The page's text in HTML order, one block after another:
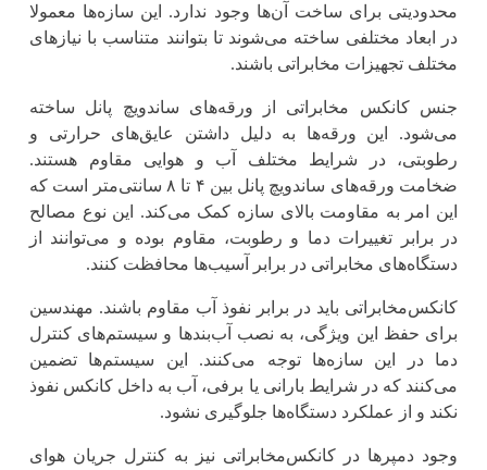
محدودیتی برای ساخت آن‌ها وجود ندارد. این سازه‌ها معمولا
در ابعاد مختلفی ساخته می‌شوند تا بتوانند متناسب با نیازهای
مختلف تجهیزات مخابراتی باشند.
جنس کانکس مخابراتی از ورقه‌های ساندویچ پانل ساخته
می‌شود. این ورقه‌ها به دلیل داشتن عایق‌های حرارتی و
رطوبتی، در شرایط مختلف آب و هوایی مقاوم هستند.
ضخامت ورقه‌های ساندویچ پانل بین ۴ تا ۸ سانتی‌متر است که
این امر به مقاومت بالای سازه کمک می‌کند. این نوع مصالح
در برابر تغییرات دما و رطوبت، مقاوم بوده و می‌توانند از
دستگاه‌های مخابراتی در برابر آسیب‌ها محافظت کنند.
کانکس‌مخابراتی باید در برابر نفوذ آب مقاوم باشند. مهندسین
برای حفظ این ویژگی، به نصب آب‌بندها و سیستم‌های کنترل
دما در این سازه‌ها توجه می‌کنند. این سیستم‌ها تضمین
می‌کنند که در شرایط بارانی یا برفی، آب به داخل کانکس نفوذ
نکند و از عملکرد دستگاه‌ها جلوگیری نشود.
وجود دمپرها در کانکس‌مخابراتی نیز به کنترل جریان هوای